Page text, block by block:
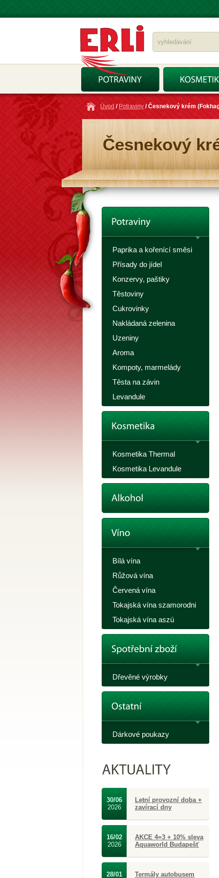
Úvod / Potraviny / Česnekový krém
Česnekový
Paprika a kořenící směsi
Přísady do jídel
Konzervy, paštiky
Těstoviny
Cukrovinky
Nakládaná zelenina
Uzeniny
Aroma
Kompoty, marmelády
Těsta na závin
Levandule
Kosmetika Thermal
Kosmetika Levandule
Bílá vína
Růžová vína
Červená vína
Tokajská vína szamorodni
Tokajská vína aszú
Dřevěné výrobky
Dárkové poukazy
30/06
2026
Letní provozní doba +
zavírací dny
16/02
2026
AKCE 4=3 + 10% sleva
Aquaworld Budapešť
28/01 Termály autobusem